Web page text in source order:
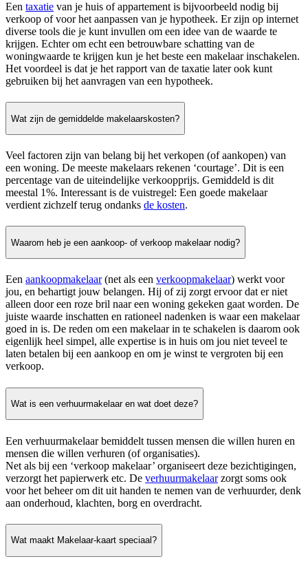
Een taxatie van je huis of appartement is bijvoorbeeld nodig bij
verkoop of voor het aanpassen van je hypotheek. Er zijn op internet
diverse tools die je kunt invullen om een idee van de waarde te
krijgen. Echter om echt een betrouwbare schatting van de
woningwaarde te krijgen kun je het beste een makelaar inschakelen.
Het voordeel is dat je het rapport van de taxatie later ook kunt
gebruiken bij het aanvragen van een hypotheek.
Wat zijn de gemiddelde makelaarskosten?
Veel factoren zijn van belang bij het verkopen (of aankopen) van
een woning. De meeste makelaars rekenen ‘courtage’. Dit is een
percentage van de uiteindelijke verkoopprijs. Gemiddeld is dit
meestal 1%. Interessant is de vuistregel: Een goede makelaar
verdient zichzelf terug ondanks de kosten.
Waarom heb je een aankoop- of verkoop makelaar nodig?
Een aankoopmakelaar(net als een verkoopmakelaar) werkt voor
jou, en behartigt jouw belangen. Hij of zij zorgt ervoor dat er niet
alleen door een roze bril naar een woning gekeken gaat worden. De
juiste waarde inschatten en rationeel nadenken is waar een makelaar
goed in is. De reden om een makelaar in te schakelen is daarom ook
eigenlijk heel simpel, alle expertise is in huis om jou niet teveel te
laten betalen bij een aankoop en om je winst te vergroten bij een
verkoop.
Wat is een verhuurmakelaar en wat doet deze?
Een verhuurmakelaar bemiddelt tussen mensen die willen huren en
mensen die willen verhuren (of organisaties).
Net als bij een ‘verkoop makelaar’ organiseert deze bezichtigingen,
verzorgt het papierwerk etc. De verhuurmakelaarzorgt soms ook
voor het beheer om dit uit handen te nemen van de verhuurder, denk
aan onderhoud, klachten, borg en overdracht.
Wat maakt Makelaar-kaart speciaal?